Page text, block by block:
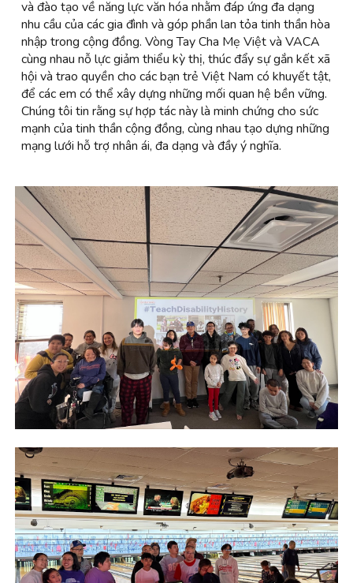
và đào tạo về năng lực văn hóa nhằm đáp ứng đa dạng
nhu cầu của các gia đình và góp phần lan tỏa tinh thần hòa
nhập trong cộng đồng. Vòng Tay Cha Mẹ Việt và VACA
cùng nhau nỗ lực giảm thiểu kỳ thị, thúc đẩy sự gắn kết xã
hội và trao quyền cho các bạn trẻ Việt Nam có khuyết tật,
để các em có thể xây dựng những mối quan hệ bền vững.
Chúng tôi tin rằng sự hợp tác này là minh chứng cho sức
mạnh của tinh thần cộng đồng, cùng nhau tạo dựng những
mạng lưới hỗ trợ nhân ái, đa dạng và đầy ý nghĩa.